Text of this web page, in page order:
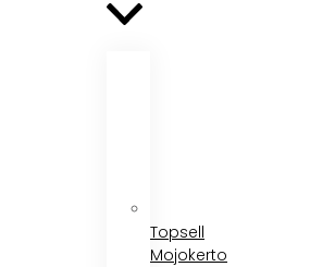
Topsell
Mojokerto